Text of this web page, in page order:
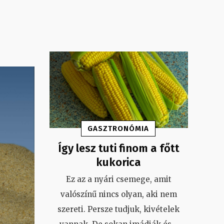
GASZTRONÓMIA
Így lesz tuti finom a főtt
kukorica
Ez az a nyári csemege, amit
valószínű nincs olyan, aki nem
szereti. Persze tudjuk, kivételek